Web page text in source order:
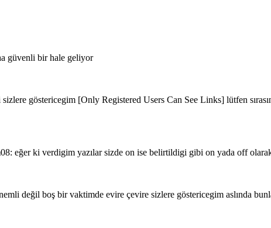
güvenli bir hale geliyor
göstericegim [Only Registered Users Can See Links] lütfen
eğer ki verdigim yazılar sizde on ise belirtildigi gibi on yada off
değil boş bir vaktimde evire çevire sizlere göstericegim aslında